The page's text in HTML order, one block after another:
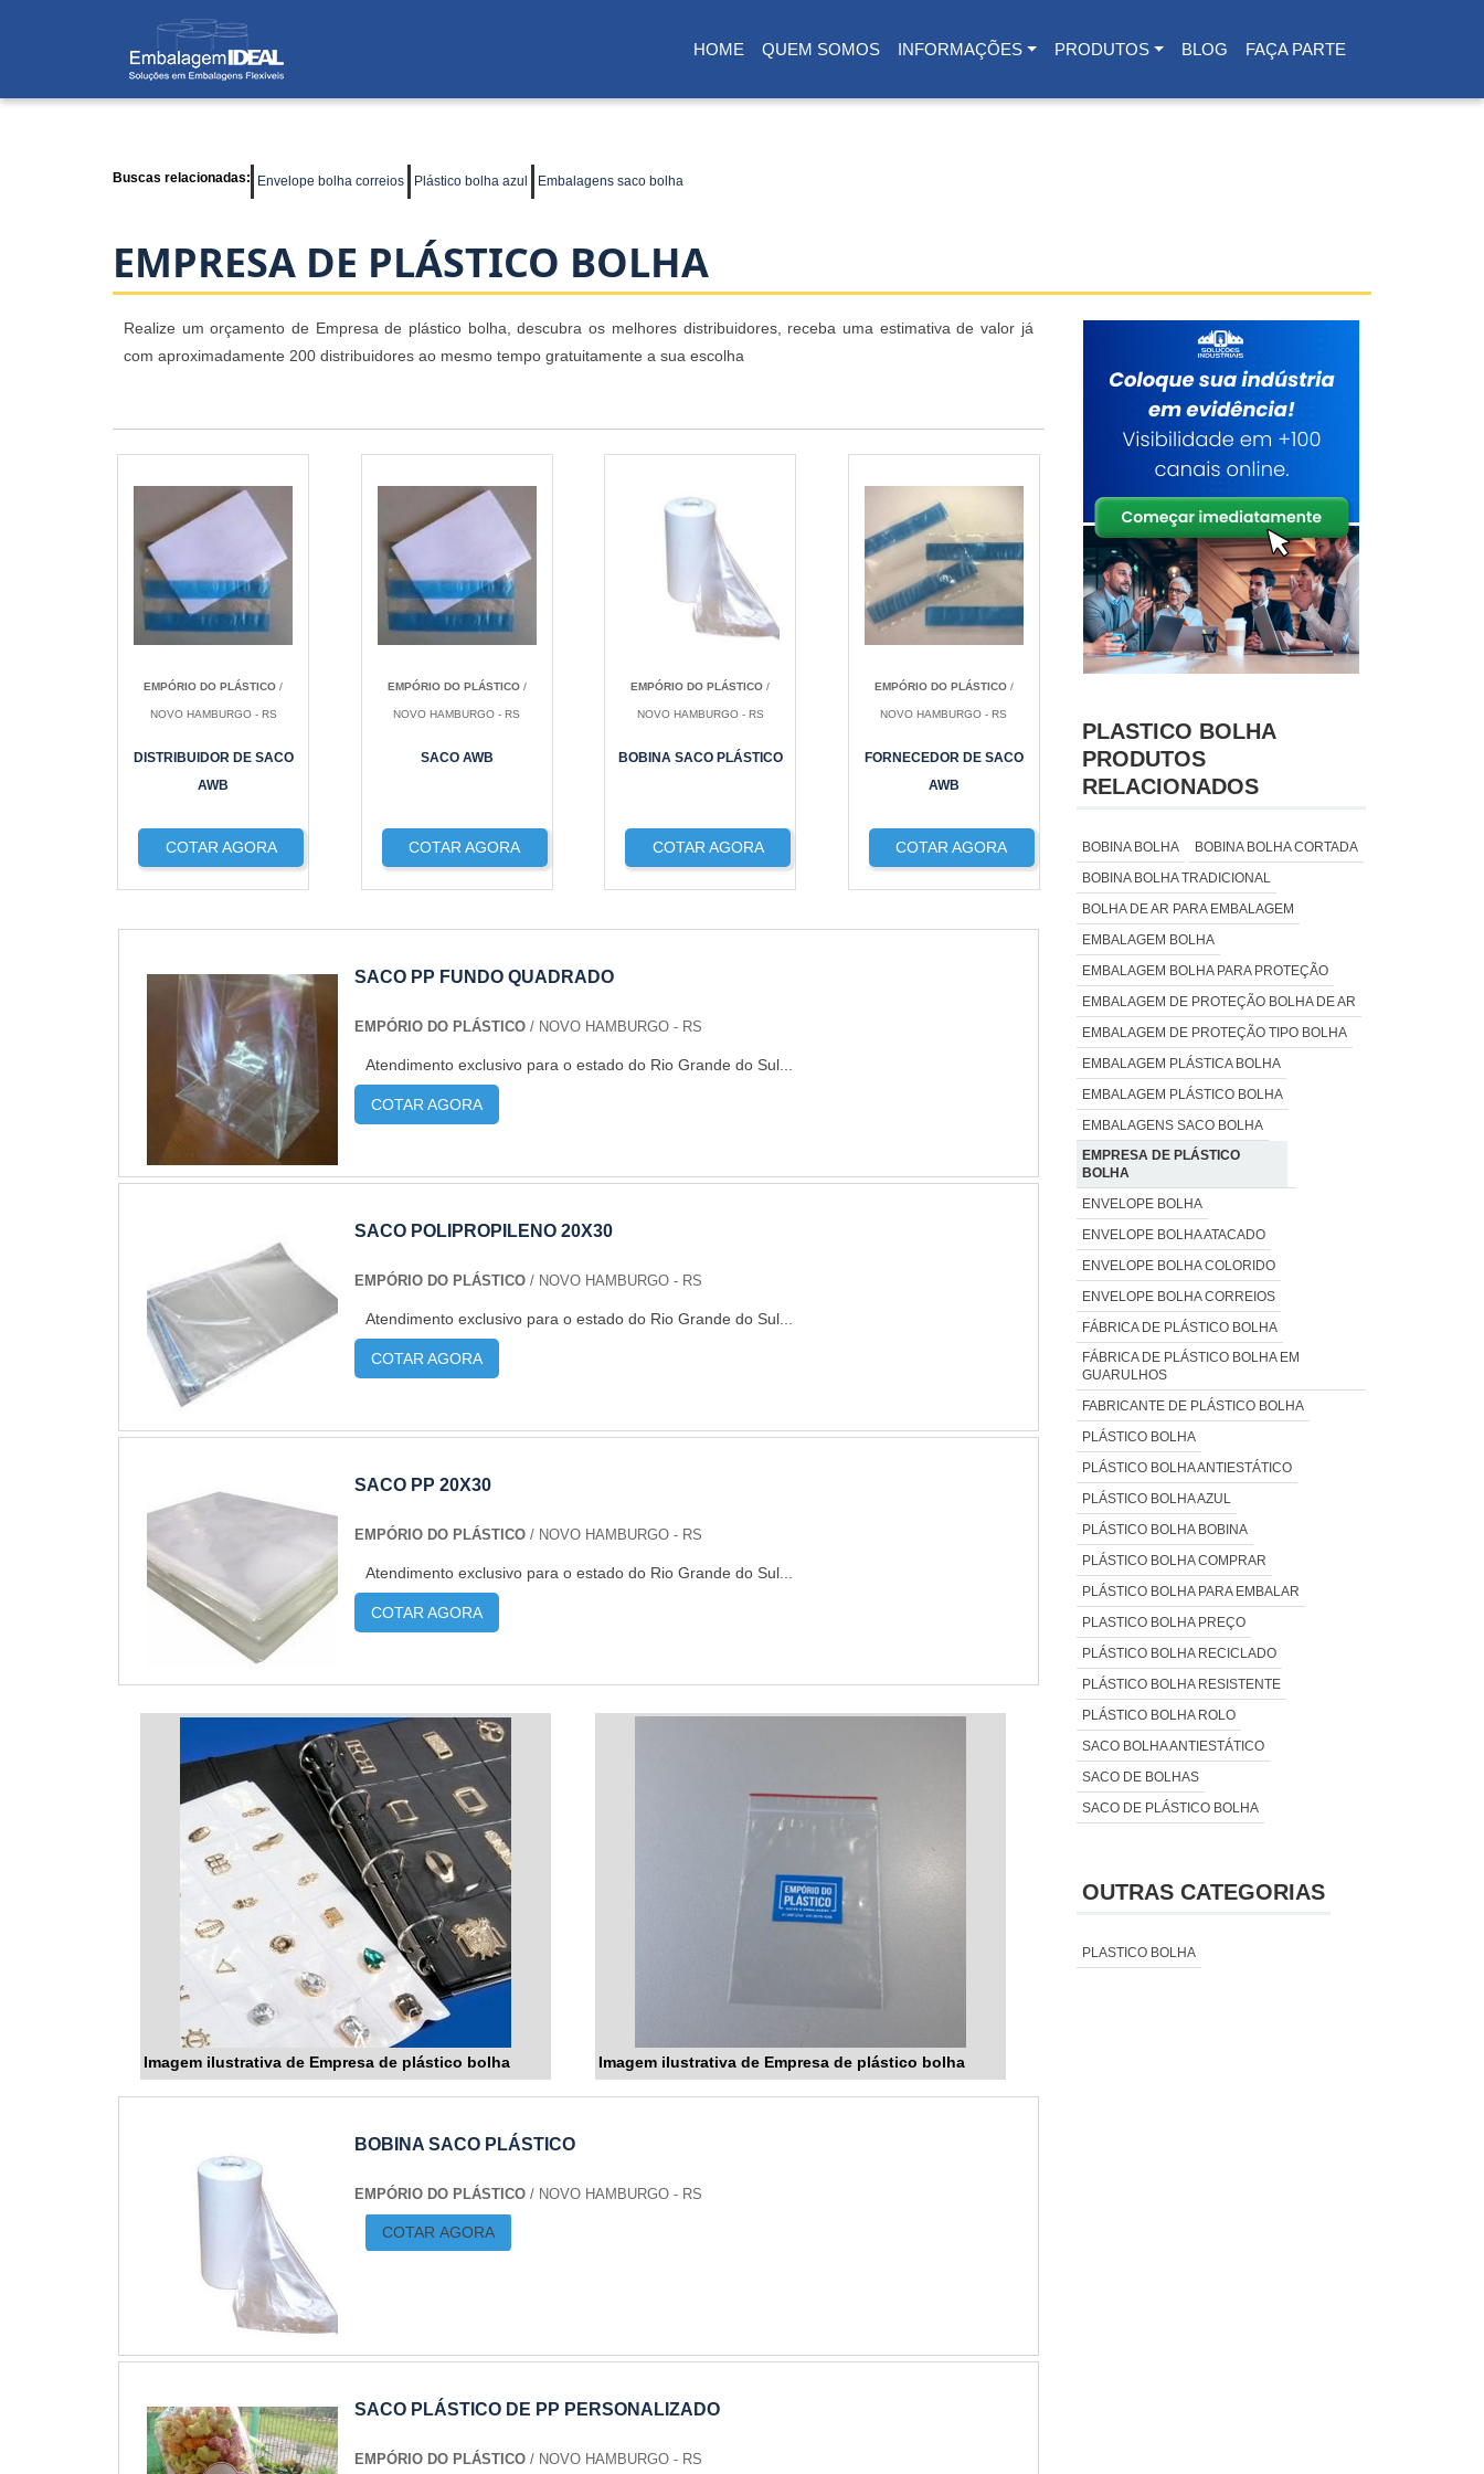
HOME
(CURRENT)
QUEM SOMOS INFORMAÇÕES PRODUTOS BLOG FAÇA PARTE
Buscas relacionadas: Envelope bolha correios Plástico bolha azul Embalagens saco bolha
EMPRESA DE PLÁSTICO BOLHA
Realize um orçamento de Empresa de plástico bolha, descubra os melhores distribuidores, receba uma estimativa de valor já
com aproximadamente 200 distribuidores ao mesmo tempo gratuitamente a sua escolha
EMPÓRIO DO PLÁSTICO /
NOVO HAMBURGO - RS
DISTRIBUIDOR DE SACO
AWB
COTAR AGORA
EMPÓRIO DO PLÁSTICO/
NOVO HAMBURGO - RS
SACO AWB
COTAR AGORA
EMPÓRIO DO PLÁSTICO /
NOVO HAMBURGO - RS
BOBINA SACO PLÁSTICO
COTAR AGORA
EMPÓRIO DO PLÁSTICO/
NOVO HAMBURGO - RS
FORNECEDOR DE SACO
AWB
COTAR AGORA
SACO PP FUNDO QUADRADO
EMPÓRIO DO PLÁSTICO / NOVO HAMBURGO - RS
Atendimento exclusivo para o estado do Rio Grande do Sul...
COTAR AGORA
SACO POLIPROPILENO 20X30
EMPÓRIO DO PLÁSTICO / NOVO HAMBURGO - RS
Atendimento exclusivo para o estado do Rio Grande do Sul...
COTAR AGORA
SACO PP 20X30
EMPÓRIO DO PLÁSTICO / NOVO HAMBURGO - RS
Atendimento exclusivo para o estado do Rio Grande do Sul...
COTAR AGORA
Imagem ilustrativa de Empresa de plástico bolha Imagem ilustrativa de Empresa de plástico bolha
BOBINA SACO PLÁSTICO
EMPÓRIO DO PLÁSTICO/ NOVO HAMBURGO - RS
COTAR AGORA
SACO PLÁSTICO DE PP PERSONALIZADO
EMPÓRIO DO PLÁSTICO/ NOVO HAMBURGO - RS
PLASTICO BOLHA
PRODUTOS
RELACIONADOS
BOBINA BOLHA
BOBINA BOLHA CORTADA
BOBINA BOLHA TRADICIONAL
BOLHA DE AR PARA EMBALAGEM
EMBALAGEM BOLHA
EMBALAGEM BOLHA PARA PROTEÇÃO
EMBALAGEM DE PROTEÇÃO BOLHA DE AR
EMBALAGEM DE PROTEÇÃO TIPO BOLHA
EMBALAGEM PLÁSTICA BOLHA
EMBALAGEM PLÁSTICO BOLHA
EMBALAGENS SACO BOLHA
EMPRESA DE PLÁSTICO
BOLHA
ENVELOPE BOLHA
ENVELOPE BOLHA ATACADO
ENVELOPE BOLHA COLORIDO
ENVELOPE BOLHA CORREIOS
FÁBRICA DE PLÁSTICO BOLHA
FÁBRICA DE PLÁSTICO BOLHA EM
GUARULHOS
FABRICANTE DE PLÁSTICO BOLHA
PLÁSTICO BOLHA
PLÁSTICO BOLHA ANTIESTÁTICO
PLÁSTICO BOLHA AZUL
PLÁSTICO BOLHA BOBINA
PLÁSTICO BOLHA COMPRAR
PLÁSTICO BOLHA PARA EMBALAR
PLASTICO BOLHA PREÇO
PLÁSTICO BOLHA RECICLADO
PLÁSTICO BOLHA RESISTENTE
PLÁSTICO BOLHA ROLO
SACO BOLHA ANTIESTÁTICO
SACO DE BOLHAS
SACO DE PLÁSTICO BOLHA
OUTRAS CATEGORIAS
PLASTICO BOLHA